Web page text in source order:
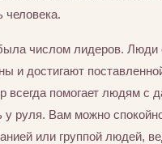
человека.
числом лидеров. Люди
и достигают
всегда помогает людям с
у руля. Вам можно
или группой людей,